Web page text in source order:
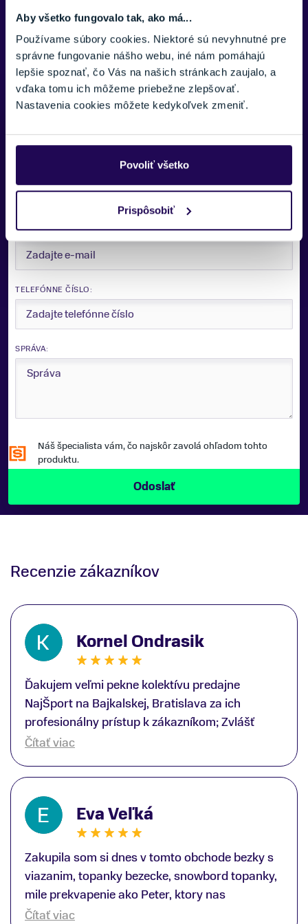
Aby všetko fungovalo tak, ako má...
Používame súbory cookies. Niektoré sú nevyhnutné pre
správne fungovanie nášho webu, iné nám pomáhajú
lepšie spoznať, čo Vás na našich stránkach zaujalo, a
vďaka tomu ich môžeme priebežne zlepšovať.
Nastavenia cookies môžete kedykoľvek zmeniť.
Povoliť všetko
Prispôsobiť
Čierna
ZNAČKA
Rossignol
Zobraziť menej
E-MAIL:
TELEFÓNNE ČÍSLO:
SPRÁVA:
Náš špecialista vám, čo najskôr zavolá ohľadom tohto
produktu.
Recenzie zákazníkov
Kornel Ondrasik
Ďakujem veľmi pekne kolektívu predajne
NajŠport na Bajkalskej, Bratislava za ich
profesionálny prístup k zákazníkom; Zvlášť
ďakujem špecialistovi Martinovi Gunišovi za
lyžiarskej obuvi, ako aj prilby.. všetko značka
Atomic; Pán Martin Guniš mi svojou
odbornosťou otvoril nové obzory a dozvedel
som sa, vďaka jeho profesionálnemu prístupu k
zákazníkovi, up-to-date informácie o nových
trendoch v lyžiarských technológiách; Z
predajne NajŠport som odchádzal s nakúpom
nového lyžiarského vybavenia nielen ako veľmi
Čítať viac
Eva Veľká
Zakupila som si dnes v tomto obchode bezky s
viazanim, topanky bezecke, snowbord topanky,
mile prekvapenie ako Peter, ktory nas
obsluhoval mal prehlad, poradil nam super. Za
Čítať viac